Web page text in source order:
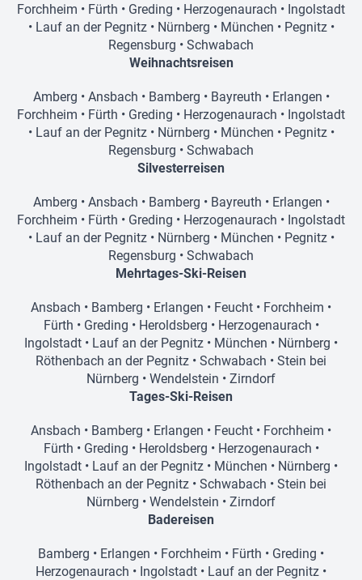
Forchheim • Fürth • Greding • Herzogenaurach • Ingolstadt
• Lauf an der Pegnitz• Nürnberg • München • Pegnitz•
Regensburg • Schwabach
Weihnachtsreisen
Amberg • Ansbach • Bamberg • Bayreuth • Erlangen •
Forchheim • Fürth • Greding • Herzogenaurach • Ingolstadt
• Lauf an der Pegnitz• Nürnberg • München • Pegnitz•
Regensburg • Schwabach
Silvesterreisen
Amberg • Ansbach • Bamberg • Bayreuth • Erlangen •
Forchheim • Fürth • Greding • Herzogenaurach • Ingolstadt
• Lauf an der Pegnitz• Nürnberg • München • Pegnitz•
Regensburg • Schwabach
Mehrtages-Ski-Reisen
Ansbach • Bamberg • Erlangen • Feucht • Forchheim •
Fürth • Greding • Heroldsberg • Herzogenaurach •
Ingolstadt • Lauf an der Pegnitz • München • Nürnberg •
Röthenbach an der Pegnitz • Schwabach • Stein bei
Nürnberg • Wendelstein • Zirndorf
Tages-Ski-Reisen
Ansbach • Bamberg • Erlangen • Feucht • Forchheim •
Fürth • Greding • Heroldsberg • Herzogenaurach •
Ingolstadt • Lauf an der Pegnitz • München • Nürnberg •
Röthenbach an der Pegnitz • Schwabach • Stein bei
Nürnberg • Wendelstein • Zirndorf
Badereisen
Bamberg • Erlangen • Forchheim • Fürth • Greding •
Herzogenaurach • Ingolstadt • Lauf an der Pegnitz •